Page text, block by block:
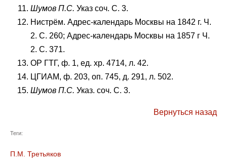
Шумов П.С. Указ соч. С. 3.
Нистрём. Адрес-календарь Москвы на 1842 г. Ч.
2. С. 260; Адрес-календарь Москвы на 1857 г Ч.
2. С. 371.
ОР ГТГ, ф. 1, ед. хр. 4714, л. 42.
ЦГИАМ, ф. 203, оп. 745, д. 291, л. 502.
Шумов П.С. Указ. соч. С. 3.
Вернуться назад
Теги:
П.М. Третьяков